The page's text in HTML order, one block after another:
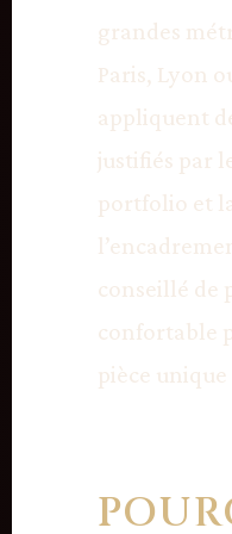
grandes
Paris, Lyon
appliquent
justifiés par
portfolio et
conseillé de
confortable
pièce unique